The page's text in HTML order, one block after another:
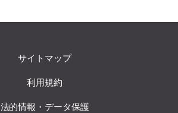
サイトマップ
利用規約
法的情報・データ保護